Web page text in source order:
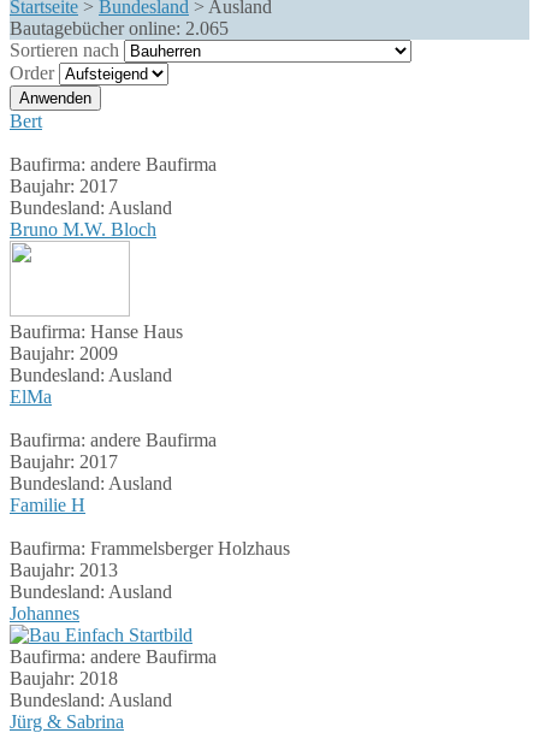
Startseite > Bundesland > Ausland
Bautagebücher online: 2.065
Sortieren nach
Order
Bert
Baufirma: andere Baufirma
Baujahr: 2017
Bundesland: Ausland
Bruno M.W. Bloch
Baufirma: Hanse Haus
Baujahr: 2009
Bundesland: Ausland
ElMa
Baufirma: andere Baufirma
Baujahr: 2017
Bundesland: Ausland
Familie H
Baufirma: Frammelsberger Holzhaus
Baujahr: 2013
Bundesland: Ausland
Johannes
Baufirma: andere Baufirma
Baujahr: 2018
Bundesland: Ausland
Jürg & Sabrina